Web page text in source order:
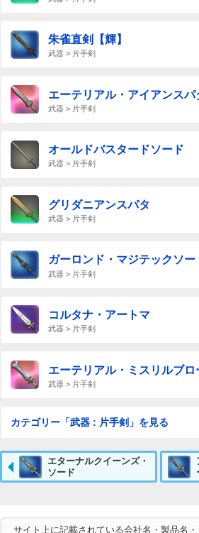
朱雀直剣【輝】
武器 > 片手剣
エーテリアル・アイアンスパ
武器 > 片手剣
オールドバスタードソード
武器 > 片手剣
グリダニアンスパタ
武器 > 片手剣
ガーロンド・マジテックソー
武器 > 片手剣
コルタナ・アートマ
武器 > 片手剣
エーテリアル・ミスリルブロ
武器 > 片手剣
カテゴリー「武器 : 片手剣」を見る
エターナルクイーンズ・
ソード
サイト上に記載されている会社名・製品名